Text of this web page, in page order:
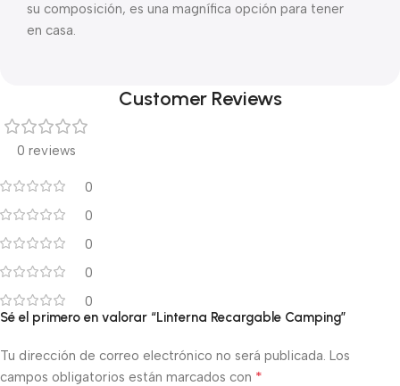
su composición, es una magnífica opción para tener
en casa.
Customer Reviews
0 reviews
0
0
0
0
0
Sé el primero en valorar “Linterna Recargable Camping”
Tu dirección de correo electrónico no será publicada. Los
campos obligatorios están marcados con *